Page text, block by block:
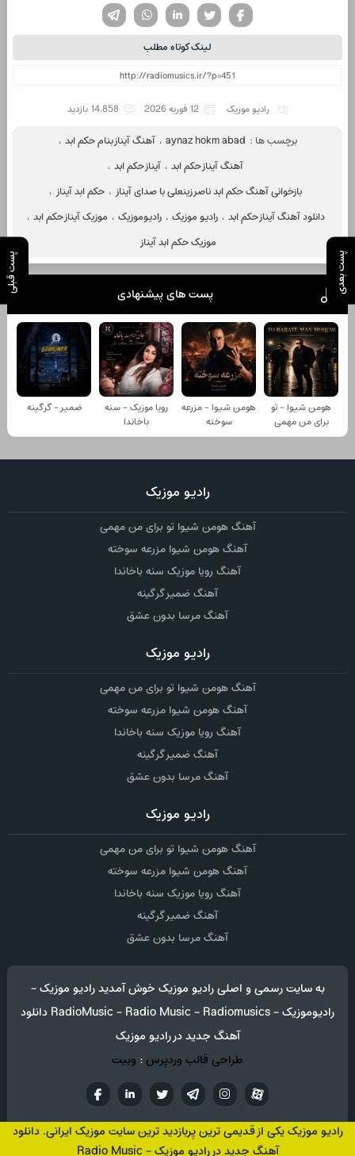
پست بعدی پست قبلی
لینکدین تویتر
فیسوک
لینک کوتاه مطلب
رادیو موزیک 12 فوریه 2026 14,858 بازدید
برچسب ها : aynaz hokm abad ، آهنگ آیناز بنام حکم ابد ،
آهنگ آیناز حکم ابد ، آیناز حکم ابد ،
بازخوانی آهنگ حکم ابد ناصر زینعلی با صدای آیناز ، حکم ابد آیناز ،
دانلود آهنگ آیناز حکم ابد ، رادیو موزیک ، رادیوموزیک ، موزیک آیناز حکم ابد ،
موزیک حکم ابد آیناز
پست های پیشنهادی
هومن شیوا - تو
برای من مهمی
هومن شیوا - مزرعه
سوخته
رویا موزیک - سنه
باخاندا
ضمیر - گرگینه
رادیو موزیک
آهنگ هومن شیوا تو برای من مهمی
آهنگ هومن شیوا مزرعه سوخته
آهنگ رویا موزیک سنه باخاندا
آهنگ ضمیر گرگینه
آهنگ مرسا بدون عشق
رادیو موزیک
آهنگ هومن شیوا تو برای من مهمی
آهنگ هومن شیوا مزرعه سوخته
آهنگ رویا موزیک سنه باخاندا
آهنگ ضمیر گرگینه
آهنگ مرسا بدون عشق
رادیو موزیک
آهنگ هومن شیوا تو برای من مهمی
آهنگ هومن شیوا مزرعه سوخته
آهنگ رویا موزیک سنه باخاندا
آهنگ ضمیر گرگینه
آهنگ مرسا بدون عشق
به سایت رسمی و اصلی رادیو موزیک خوش آمدید رادیو موزیک -
رادیوموزیک - RadioMusic - Radio Music - Radiomusics دانلود
آهنگ جدید در رادیو موزیک
طراحی قالب وردپرس: وبیت
تويترتلگراماینستاگرام
آپارات
رادیو موزیک یکی از قدیمی ترین پربازدید ترین سایت موزیک ایرانی. دانلود
آهنگ جدید در رادیو موزیک - Radio Music